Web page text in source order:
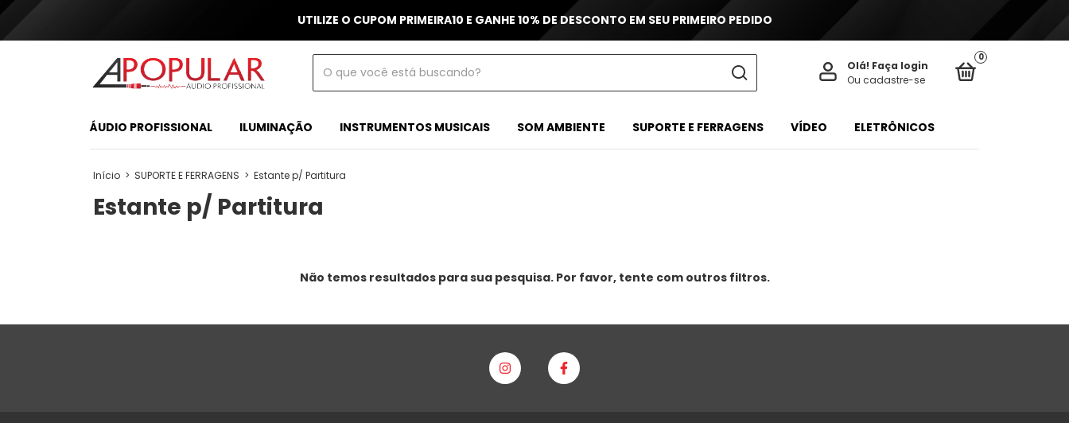
UTILIZE O CUPOM PRIMEIRA10 E GANHE 10% DE DESCONTO EM SEU PRIMEIRO PEDIDO
Olá! Faça login
Ou cadastre-se
0
ÁUDIO PROFISSIONAL ILUMINAÇÃO INSTRUMENTOS MUSICAIS SOM AMBIENTE SUPORTE E FERRAGENS VÍDEO ELETRÔNICOS
Início > SUPORTE E FERRAGENS > Estante p/ Partitura
Estante p/ Partitura
Não temos resultados para sua pesquisa. Por favor, tente com outros filtros.